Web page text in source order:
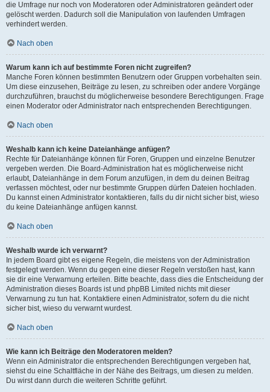
die Umfrage nur noch von Moderatoren oder Administratoren geändert oder
gelöscht werden. Dadurch soll die Manipulation von laufenden Umfragen
verhindert werden.
Nach oben
Warum kann ich auf bestimmte Foren nicht zugreifen?
Manche Foren können bestimmten Benutzern oder Gruppen vorbehalten sein.
Um diese einzusehen, Beiträge zu lesen, zu schreiben oder andere Vorgänge
durchzuführen, brauchst du möglicherweise besondere Berechtigungen. Frage
einen Moderator oder Administrator nach entsprechenden Berechtigungen.
Nach oben
Weshalb kann ich keine Dateianhänge anfügen?
Rechte für Dateianhänge können für Foren, Gruppen und einzelne Benutzer
vergeben werden. Die Board-Administration hat es möglicherweise nicht
erlaubt, Dateianhänge in dem Forum anzufügen, in dem du deinen Beitrag
verfassen möchtest, oder nur bestimmte Gruppen dürfen Dateien hochladen.
Du kannst einen Administrator kontaktieren, falls du dir nicht sicher bist, wieso
du keine Dateianhänge anfügen kannst.
Nach oben
Weshalb wurde ich verwarnt?
In jedem Board gibt es eigene Regeln, die meistens von der Administration
festgelegt werden. Wenn du gegen eine dieser Regeln verstoßen hast, kann
sie dir eine Verwarnung erteilen. Bitte beachte, dass dies die Entscheidung der
Administration dieses Boards ist und phpBB Limited nichts mit dieser
Verwarnung zu tun hat. Kontaktiere einen Administrator, sofern du die nicht
sicher bist, wieso du verwarnt wurdest.
Nach oben
Wie kann ich Beiträge den Moderatoren melden?
Wenn ein Administrator die entsprechenden Berechtigungen vergeben hat,
siehst du eine Schaltfläche in der Nähe des Beitrags, um diesen zu melden.
Du wirst dann durch die weiteren Schritte geführt.